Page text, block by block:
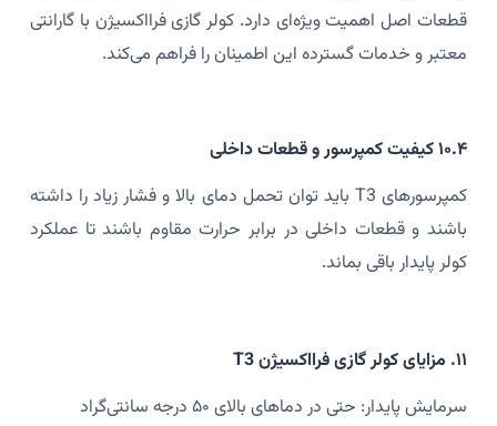
قطعات اصل اهمیت ویژه‌ای دارد. کولر گازی فرااکسیژن با گارانتی
معتبر و خدمات گسترده این اطمینان را فراهم می‌کند.
۱۰.۴ کیفیت کمپرسور و قطعات داخلی
کمپرسورهای T3 باید توان تحمل دمای بالا و فشار زیاد را داشته
باشند و قطعات داخلی در برابر حرارت مقاوم باشند تا عملکرد
کولر پایدار باقی بماند.
۱۱. مزایای کولر گازی فرااکسیژن T3
سرمایش پایدار: حتی در دماهای بالای ۵۰ درجه سانتی‌گراد